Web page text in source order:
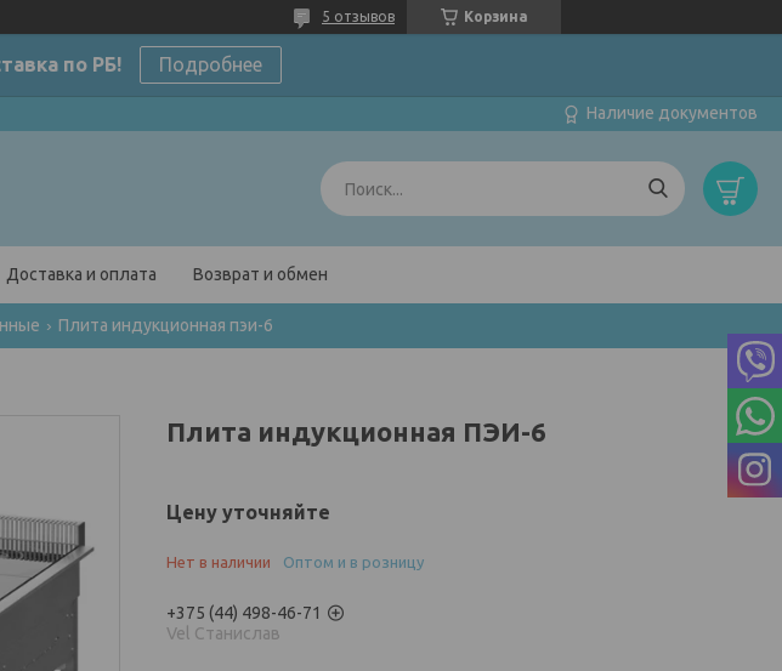
Корзина
5 отзывов
по РБ! Подробнее
Наличие документов
Доставка и оплата Возврат и обмен
Плита индукционная пэи-6
Плита индукционная ПЭИ-6
Цену уточняйте
Нет в наличии Оптом и в розницу
+375 (44) 498-46-71
Vel Станислав